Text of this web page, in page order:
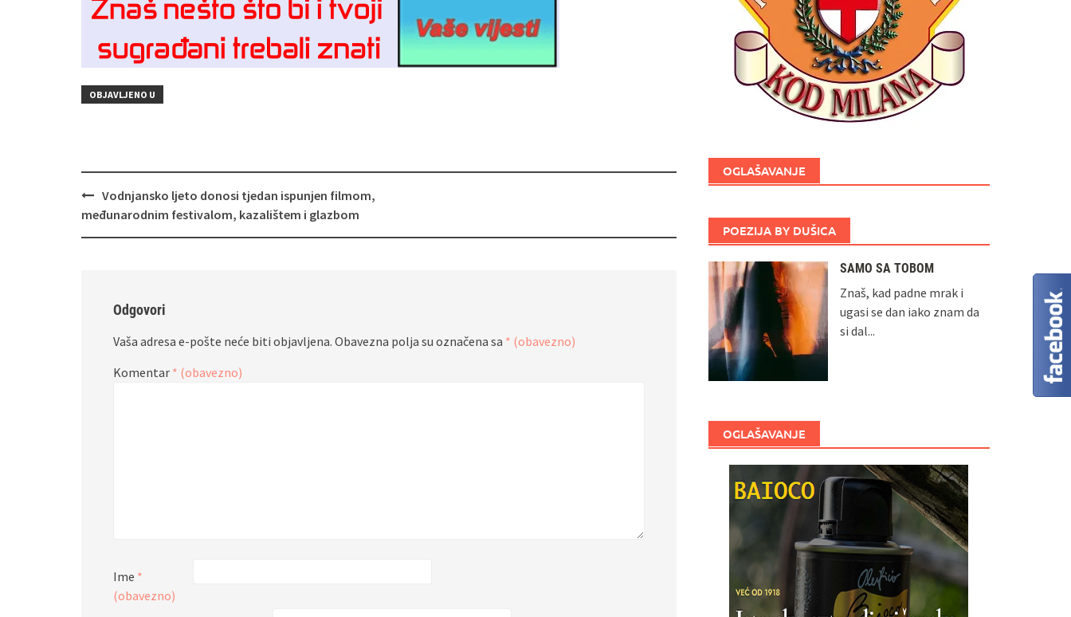
OBJAVLJENO U
Navigacija
objava
Vodnjansko ljeto donosi tjedan ispunjen filmom,
međunarodnim festivalom, kazalištem i glazbom
Odgovori
Vaša adresa e-pošte neće biti objavljena. Obavezna polja su označena sa * (obavezno)
Komentar * (obavezno)
Ime *
(obavezno)
OGLAŠAVANJE
POEZIJA BY DUŠICA
SAMO SA TOBOM
Znaš, kad padne mrak i
ugasi se dan iako znam da
si dal...
OGLAŠAVANJE